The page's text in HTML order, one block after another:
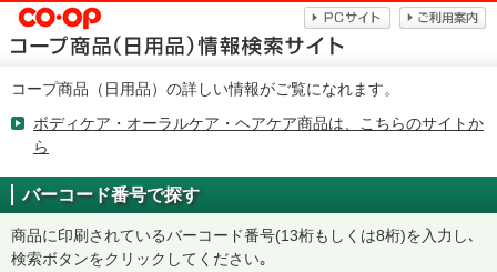
コープ商品（日用品）の詳しい情報がご覧になれます。
ボディケア・オーラルケア・ヘアケア商品は、こちらのサイトか
ら
バーコード番号で探す
商品に印刷されているバーコード番号(13桁もしくは8桁)を入力し､
検索ボタンをクリックしてください｡